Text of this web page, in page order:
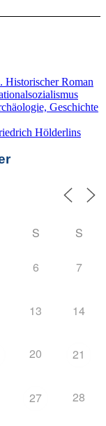
Allgemein,
Historischer Roman
Geschichte
Hölderlins
S S
6 7
13 14
20 21
27 28